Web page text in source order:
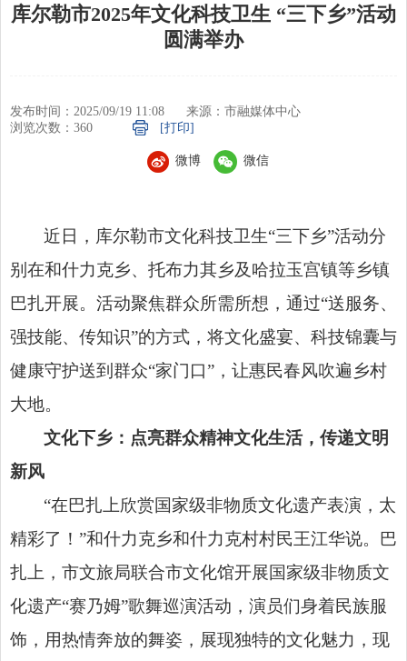
库尔勒市2025年文化科技卫生 “三下乡”活动
圆满举办
发布时间：2025/09/19 11:08
来源：市融媒体中心
浏览次数： 360 [打印]
微博 微信
近日，库尔勒市文化科技卫生“三下乡”活动分
别在和什力克乡、托布力其乡及哈拉玉宫镇等乡镇
巴扎开展。活动聚焦群众所需所想，通过“送服务、
强技能、传知识”的方式，将文化盛宴、科技锦囊与
健康守护送到群众“家门口”，让惠民春风吹遍乡村
大地。
文化下乡：点亮群众精神文化生活，传递文明
新风
“在巴扎上欣赏国家级非物质文化遗产表演，太
精彩了！”和什力克乡和什力克村村民王江华说。巴
扎上，市文旅局联合市文化馆开展国家级非物质文
化遗产“赛乃姆”歌舞巡演活动，演员们身着民族服
饰，用热情奔放的舞姿，展现独特的文化魅力，现